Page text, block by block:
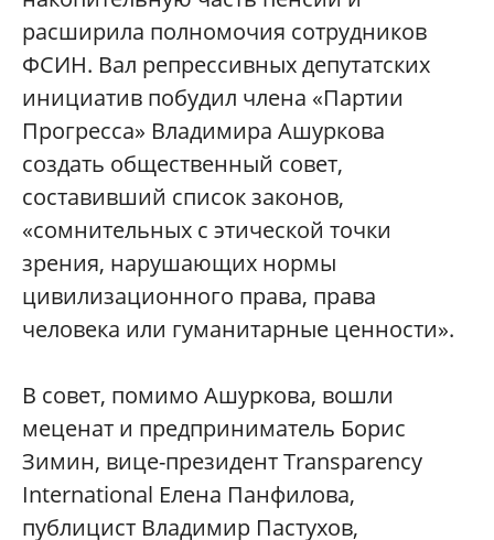
расширила полномочия сотрудников
ФСИН. Вал репрессивных депутатских
инициатив побудил члена «Партии
Прогресса» Владимира Ашуркова
создать общественный совет,
составивший список законов,
«сомнительных с этической точки
зрения, нарушающих нормы
цивилизационного права, права
человека или гуманитарные ценности».
В совет, помимо Ашуркова, вошли
меценат и предприниматель Борис
Зимин, вице-президент Transparency
International Елена Панфилова,
публицист Владимир Пастухов,